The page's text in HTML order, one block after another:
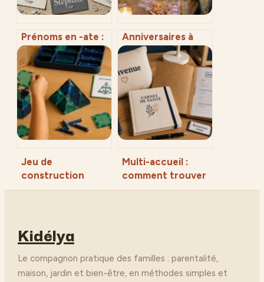
Prénoms en -ate :
12 options rares
pour une identité
sonore affirmée
Anniversaires à
Bègles : 4 idées
originales pour
une fête réussie
sans stress
Jeu de
construction
magnétique : 4
conseils pour bien
choisir
Multi-accueil :
comment trouver
une place et
Kidélya
Le compagnon pratique des familles : parentalité,
maison, jardin et bien-être, en méthodes simples et